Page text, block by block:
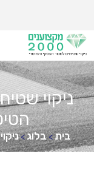
ניקוי
בית>בלוג>